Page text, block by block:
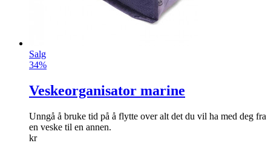
Salg
34%
Veskeorganisator marine
Unngå å bruke tid på å flytte over alt det du vil ha med deg fra
en veske til en annen.
kr